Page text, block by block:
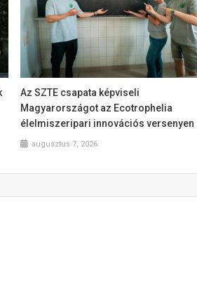
Az SZTE csapata képviseli
Magyarországot az Ecotrophelia
élelmiszeripari innovációs versenyen
augusztus 7, 2026